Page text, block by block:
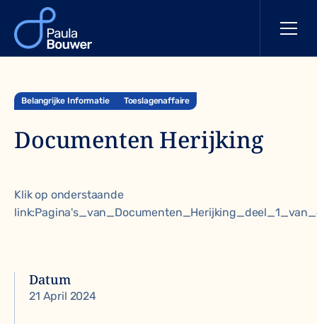
Belangrijke Informatie Toeslagenaffaire
Documenten Herijking
Klik op onderstaande
link:
Datum
21 April 2024